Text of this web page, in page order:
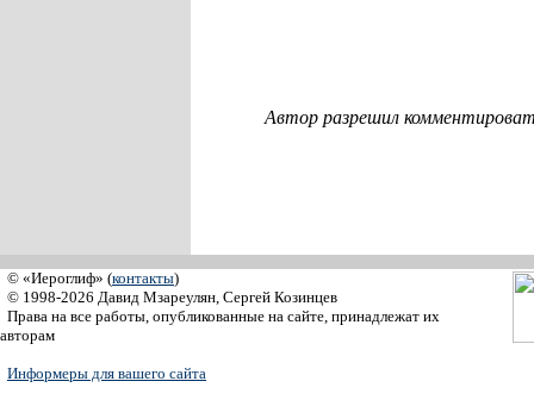
Автор разрешил
© «Иероглиф» (контакты)
© 1998-2026 Давид Мзареулян, Сергей Козинцев
Права на все работы, опубликованные на сайте, принадлежат их
авторам
Информеры для вашего сайта